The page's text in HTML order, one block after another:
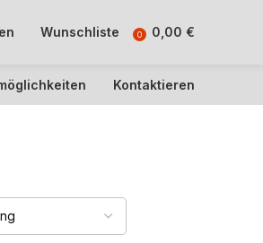
Wunschliste 0 0,00 €
Kontaktieren